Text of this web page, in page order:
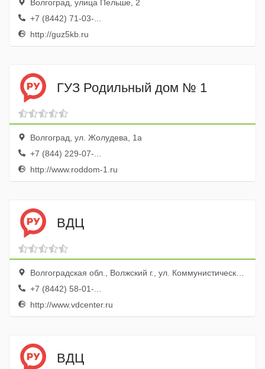
Волгоград, улица Пельше, 2
+7 (8442) 71-03-...
http://guz5kb.ru
ГУЗ Родильный дом № 1
Волгоград, ул. Жолудева, 1а
+7 (844) 229-07-...
http://www.roddom-1.ru
ВДЦ
Волгоградская обл., Волжский г., ул. Коммунистическая, 2
+7 (8442) 58-01-...
http://www.vdcenter.ru
ВДЦ